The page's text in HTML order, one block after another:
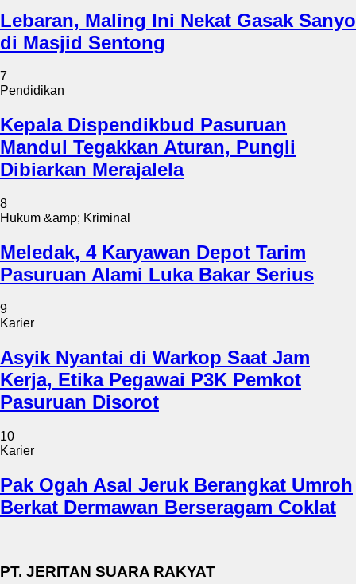
Lebaran, Maling Ini Nekat Gasak Sanyo
di Masjid Sentong
7
Pendidikan
Kepala Dispendikbud Pasuruan
Mandul Tegakkan Aturan, Pungli
Dibiarkan Merajalela
8
Hukum &amp; Kriminal
Meledak, 4 Karyawan Depot Tarim
Pasuruan Alami Luka Bakar Serius
9
Karier
Asyik Nyantai di Warkop Saat Jam
Kerja, Etika Pegawai P3K Pemkot
Pasuruan Disorot
10
Karier
Pak Ogah Asal Jeruk Berangkat Umroh
Berkat Dermawan Berseragam Coklat
PT. JERITAN SUARA RAKYAT